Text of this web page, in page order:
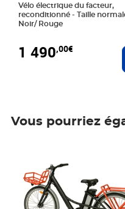
Vélo électrique du facteur,
reconditionné - Taille normale -
Noir/ Rouge
1 490,00€
Vous pourriez